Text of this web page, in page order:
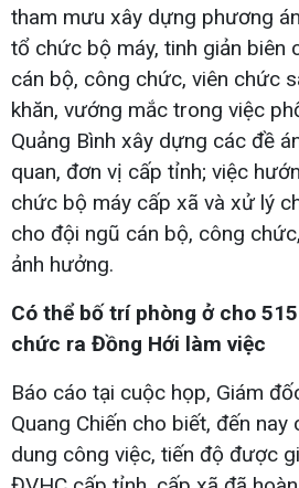
tham mưu xây dựng phương
tổ chức bộ máy, tinh giản biên
cán bộ, công chức, viên chức
khăn, vướng mắc trong việc
Quảng Bình xây dựng các đề
quan, đơn vị cấp tỉnh; việc
chức bộ máy cấp xã và xử lý
cho đội ngũ cán bộ, công
ảnh hưởng.
Có thể bố trí phòng ở cho
chức ra Đồng Hới làm việc
Báo cáo tại cuộc họp, Giám
Quang Chiến cho biết, đến nay
dung công việc, tiến độ được